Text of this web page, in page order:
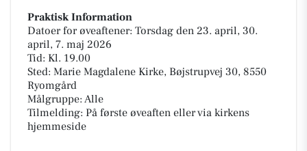
Praktisk Information
Datoer for øveaftener: Torsdag den 23. april, 30.
april, 7. maj 2026
Tid: Kl. 19.00
Sted: Marie Magdalene Kirke, Bøjstrupvej 30, 8550
Ryomgård
Målgruppe: Alle
Tilmelding: På første øveaften eller via kirkens
hjemmeside